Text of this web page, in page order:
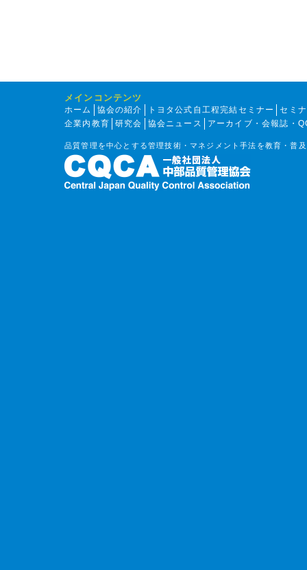
メインコンテンツ
ホーム 協会の紹介 トヨタ公式自工程完結セミナー
セミ
企業内教育
研究会 協会ニュース アーカイブ・会報誌・
品質管理を中心とする管理技術・マネジメント手法を教育・普